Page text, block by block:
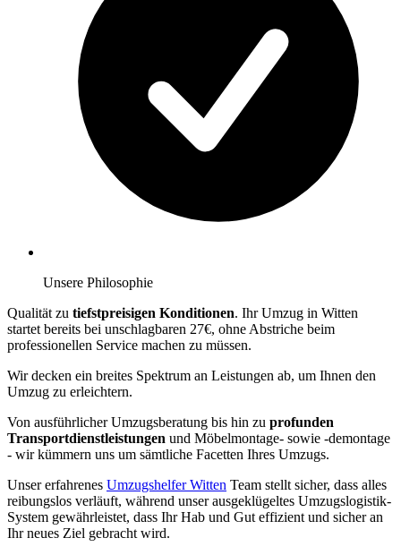
Unsere Philosophie
Qualität zu tiefstpreisigen Konditionen. Ihr Umzug in Witten
startet bereits bei unschlagbaren 27€, ohne Abstriche beim
professionellen Service machen zu müssen.
Wir decken ein breites Spektrum an Leistungen ab, um Ihnen den
Umzug zu erleichtern.
Von ausführlicher Umzugsberatung bis hin zu profunden
Transportdienstleistungen und Möbelmontage- sowie -demontage
- wir kümmern uns um sämtliche Facetten Ihres Umzugs.
Unser erfahrenes Umzugshelfer Witten Team stellt sicher, dass alles
reibungslos verläuft, während unser ausgeklügeltes Umzugslogistik-
System gewährleistet, dass Ihr Hab und Gut effizient und sicher an
Ihr neues Ziel gebracht wird.